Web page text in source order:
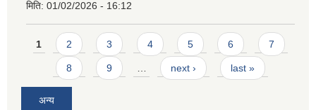
मिति: 01/02/2026 - 16:12
Pages
1 2 3 4 5 6 7
8 9 next › last »
अन्य